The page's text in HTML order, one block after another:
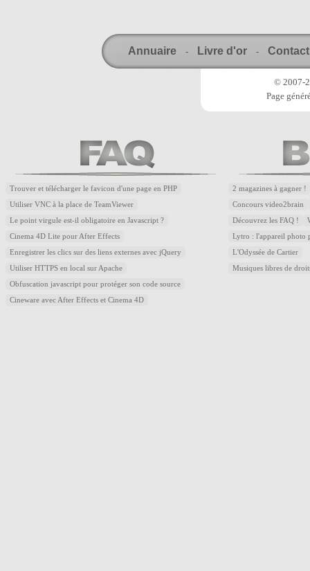
Annuaire - Livre d'or - Contact
© 2007-
Page
Trouver et télécharger le favicon d'une page en PHP
Utiliser VNC à la place de TeamViewer
Le point virgule est-il obligatoire en Javascript ?
Cinema 4D Lite pour After Effects
Enregistrer les clics sur des liens externes avec jQuery
Utiliser HTTPS en local sur Apache
Obfuscation javascript pour protéger son code source
Cineware avec After Effects et Cinema 4D
2 magazines à gagner !
Concours video2brain
Découvrez les FAQ !
Lytro : l'appareil photo
L'Odyssée de Cartier
Musiques libres de